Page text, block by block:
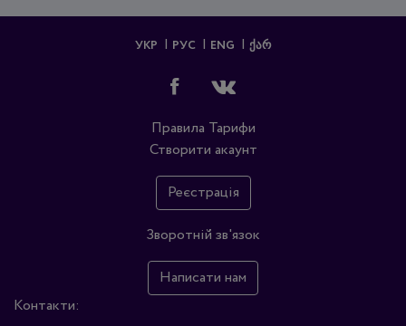
УКР РУС ENG ᲥᲐᲠ
Правила Тарифи
Створити акаунт
Реєстрація
Зворотній зв'язок
Написати нам
Контакти: